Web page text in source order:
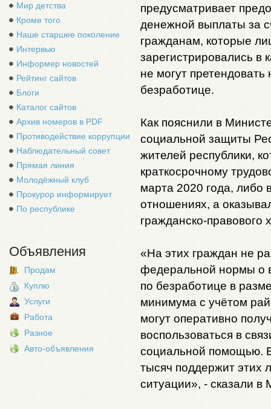
Мир детства
Кроме того
Наше старшее поколение
Интервью
Информер новостей
Рейтинг сайтов
Блоги
Каталог сайтов
Архив номеров в PDF
Противодействие коррупции
Наблюдательный совет
Прямая линия
Молодёжный клуб
Прокурор информирует
По республике
Объявления
Продам
Куплю
Услуги
Работа
Разное
Авто-объявления
предусматривает
денежной выплаты за
гражданам, которые
зарегистрировались в
не могут
безработице.
Как пояснили в
социальной защиты
жителей республики,
краткосрочному
марта 2020 года, либо
отношениях, а
гражданско-правового
«На этих граждан не
федеральной нормы о
по безработице в
минимума с учётом
могут оперативно
воспользоваться в
социальной помощью.
тысяч поддержит этих
ситуации», - сказали в